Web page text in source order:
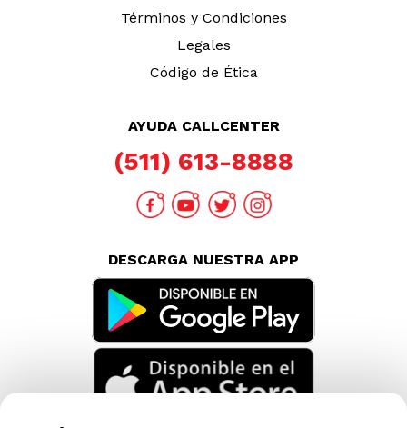
Términos y Condiciones
Legales
Código de Ética
AYUDA CALLCENTER
(511) 613-8888
DESCARGA NUESTRA APP